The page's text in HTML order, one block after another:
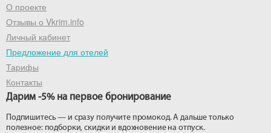
О проекте
Отзывы о Vkrim.info
Личный кабинет
Предложение для отелей
Тарифы
Контакты
Дарим -5% на первое бронирование
Подпишитесь — и сразу получите промокод. А дальше только
полезное: подборки, скидки и вдохновение на отпуск.